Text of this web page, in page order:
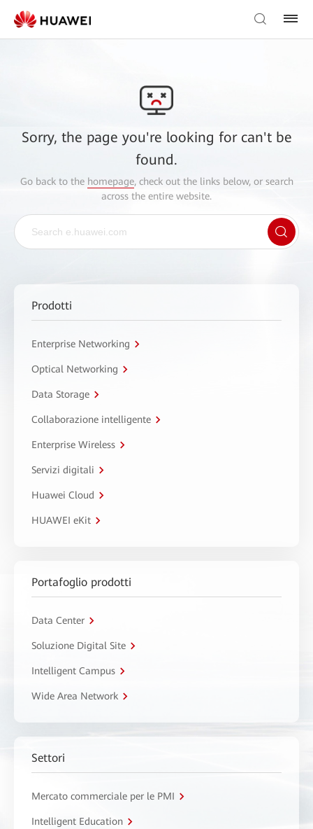
Sorry, the page you're looking for can't be
found.
Go back to the homepage, check out the links below, or search
across the entire website.
Prodotti
Enterprise Networking
Optical Networking
Data Storage
Collaborazione intelligente
Enterprise Wireless
Servizi digitali
Huawei Cloud
HUAWEI eKit
Portafoglio prodotti
Data Center
Soluzione Digital Site
Intelligent Campus
Wide Area Network
Settori
Mercato commerciale per le PMI
Intelligent Education